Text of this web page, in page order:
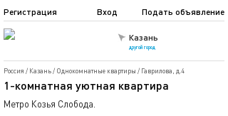
Казань
другой город
Подать объявление
Регистрация Вход
Россия / Казань/ Однокомнатные квартиры / Гаврилова, д.4
1-комнатная уютная квартира
Метро Козья Слобода.